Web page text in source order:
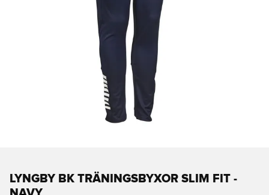
LYNGBY BK TRÄNINGSBYXOR SLIM FIT -